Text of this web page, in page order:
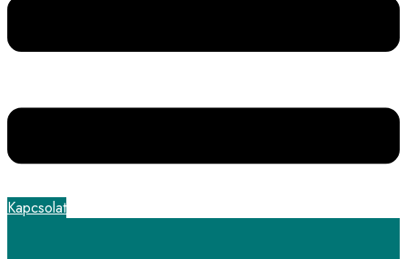
Kapcsolat